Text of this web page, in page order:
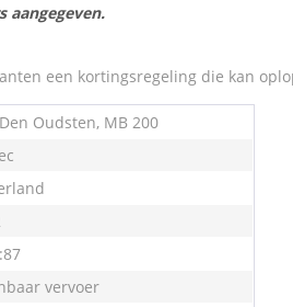
aangegeven.
een kortingsregeling die kan
Oudsten, MB 200
vervoer